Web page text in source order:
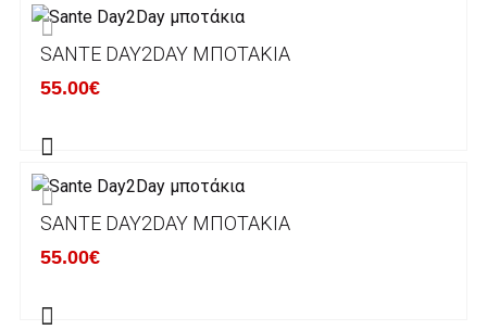
μεταφορικών 2€ για αγορές κάτω των 50€
Τα προϊόντα που παραγγέλνει ο χρήστης μέσω
του ηλεκτρονικού καταστήματος lablanca.gr
Χρόνος Διεκπεραίωσης Παραγγελιών:
SANTE DAY2DAY ΜΠΟΤΆΚΙΑ
55.00€
SANTE DAY2DAY ΜΠΟΤΆΚΙΑ
55.00€